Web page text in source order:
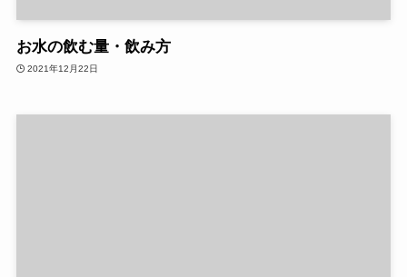
お水の飲む量・飲み方
2021年12月22日